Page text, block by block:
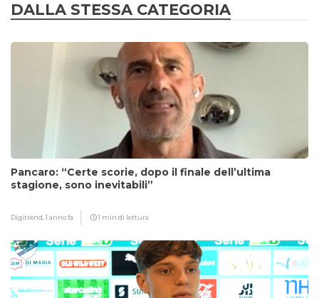
DALLA STESSA CATEGORIA
Pancaro: “Certe scorie, dopo il finale dell’ultima
stagione, sono inevitabili”
Digitrend,1 anno fa 1 min di lettura